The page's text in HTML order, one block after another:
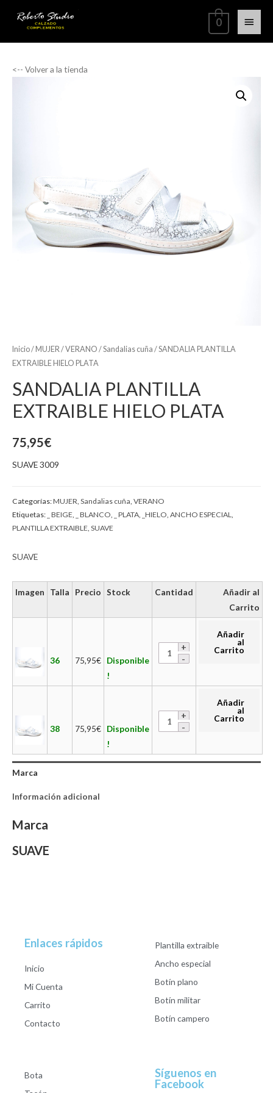
0
<-- Volver a la tienda
Inicio/ MUJER /VERANO /Sandalias cuña / SANDALIA PLANTILLA
EXTRAIBLE HIELO PLATA
SANDALIA PLANTILLA
EXTRAIBLE HIELO PLATA
75,95€
SUAVE 3009
Categorías:MUJER Sandalias cuña VERANO
Etiquetas: _ BEIGE _ BLANCO _ PLATA _HIELO ANCHO ESPECIAL
PLANTILLA EXTRAIBLE SUAVE
SUAVE
Imagen Talla Precio Stock Cantidad
Añadir al
Carrito
36 75,95€ Disponible
!
Añadir
al
Carrito
38 75,95€ Disponible
!
Añadir
al
Carrito
Marca
Información adicional
Marca
SUAVE
Enlaces rápidos
Inicio
Mi Cuenta
Carrito
Contacto
Plantilla extraible
Ancho especial
Botín plano
Botín militar
Botín campero
Bota
Síguenos en
Facebook